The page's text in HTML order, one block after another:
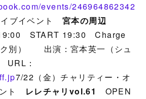
events/246964862342
ブイベント 宮本の周辺
START 19:30 Charge
別） 出演：宮本英一（シュ
：
7/22（金）チャリティー・オ
ト レレチャリvol.61
OPEN